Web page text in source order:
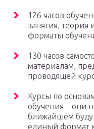
126 часов
занятия, теория
форматы
130 часов
материалам,
проводящей
Курсы по
обучения – они
ближайшем
единый формат